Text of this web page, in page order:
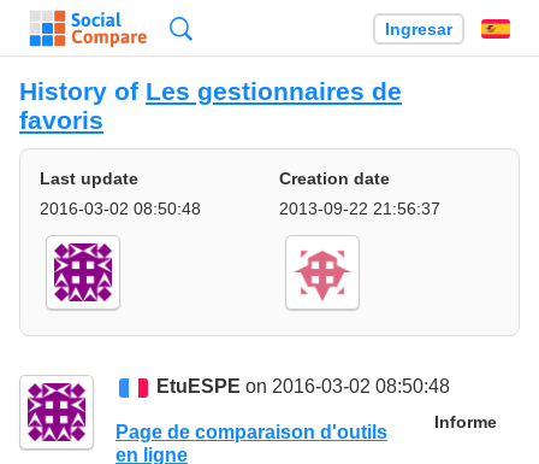
Ingresar
History of Les gestionnaires de
favoris
Last update
2016-03-02 08:50:48
Creation date
2013-09-22 21:56:37
EtuESPE on 2016-03-02 08:50:48
Informe
Page de comparaison d'outils
en ligne